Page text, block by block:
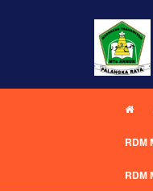
RDM
RDM